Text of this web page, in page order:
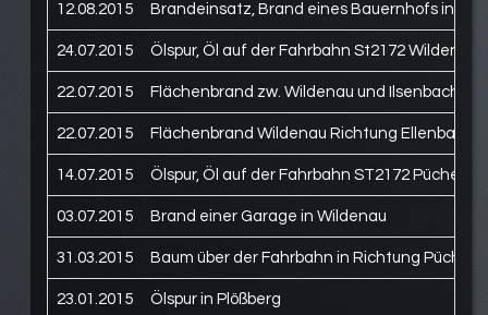
12.08.2015 Brandeinsatz, Brand eines Bauernhofs in
24.07.2015 Ölspur, Öl auf der Fahrbahn St2172
22.07.2015 Flächenbrand zw. Wildenau und Ilsenbach
22.07.2015 Flächenbrand Wildenau Richtung Ellenbach
14.07.2015 Ölspur, Öl auf der Fahrbahn ST2172
03.07.2015 Brand einer Garage in Wildenau
31.03.2015 Baum über der Fahrbahn in Richtung
23.01.2015 Ölspur in Plößberg